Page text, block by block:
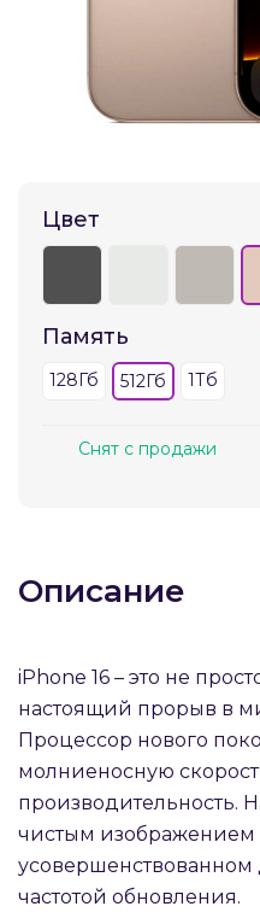
Цвет
Память
128Гб 512Гб 1Тб
Снят с продажи
Описание
iPhone 16 – это не
настоящий прорыв в
Процессор нового
молниеносную
производительность.
чистым изображением
частотой обновления.
Добавляйте
Получайте товар
Оставшиеся
списыватьсяс
недели
8 800